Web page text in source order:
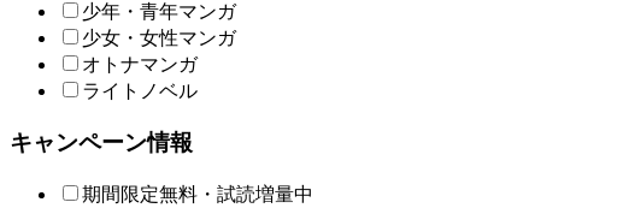
少年・青年マンガ
少女・女性マンガ
オトナマンガ
ライトノベル
キャンペーン情報
期間限定無料・試読増量中